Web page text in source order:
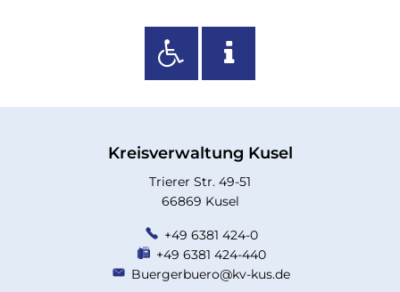
Kreisverwaltung Kusel
Trierer Str. 49-51
66869 Kusel
+49 6381 424-0
+49 6381 424-440
Buergerbuero@kv-kus.de